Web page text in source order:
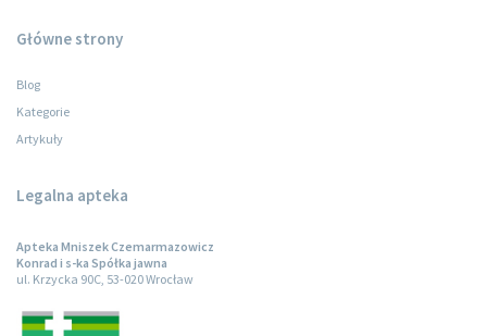
Główne strony
Blog
Kategorie
Artykuły
Legalna apteka
Apteka Mniszek Czemarmazowicz
Konrad i s-ka Spółka jawna
ul. Krzycka 90C, 53-020 Wrocław